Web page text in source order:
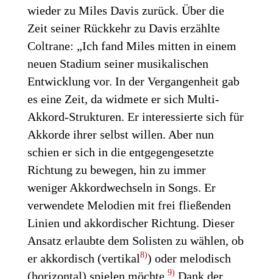
wieder zu Miles Davis zurück. Über die
Zeit seiner Rückkehr zu Davis erzählte
Coltrane: „Ich fand Miles mitten in einem
neuen Stadium seiner musikalischen
Entwicklung vor. In der Vergangenheit gab
es eine Zeit, da widmete er sich Multi-
Akkord-Strukturen. Er interessierte sich für
Akkorde ihrer selbst willen. Aber nun
schien er sich in die entgegengesetzte
Richtung zu bewegen, hin zu immer
weniger Akkordwechseln in Songs. Er
verwendete Melodien mit frei fließenden
Linien und akkordischer Richtung. Dieser
Ansatz erlaubte dem Solisten zu wählen, ob
er akkordisch (vertikal8)) oder melodisch
(horizontal) spielen möchte.9) Dank der